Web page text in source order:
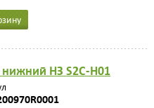
НЗ S2C-H01